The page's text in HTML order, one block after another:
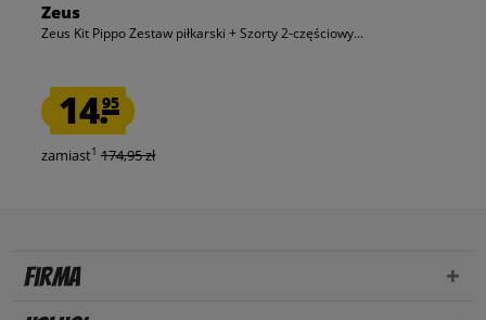
Zeus
Zeus Kit Pippo Zestaw piłkarski + Szorty 2-częściowy...
14.95
zamiast1 174,95 zł
Firma